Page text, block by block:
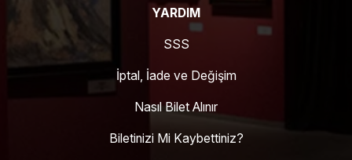
YARDIM
SSS
İptal, İade ve Değişim
Nasıl Bilet Alınır
Biletinizi Mi Kaybettiniz?